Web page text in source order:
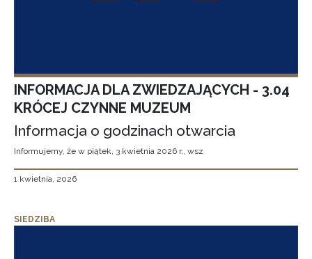
INFORMACJA DLA ZWIEDZAJĄCYCH - 3.04
KRÓCEJ CZYNNE MUZEUM
Informacja o godzinach otwarcia
Informujemy, że w piątek, 3 kwietnia 2026 r., wsz
1 kwietnia, 2026
SIEDZIBA